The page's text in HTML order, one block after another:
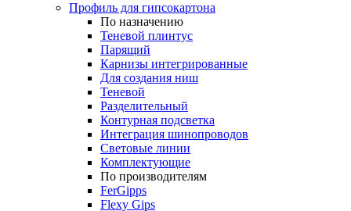
Профиль для гипсокартона
По назначению
Теневой плинтус
Парящий
Карнизы интегрированные
Для создания ниш
Теневой
Разделительный
Контурная подсветка
Интеграция шинопроводов
Световые линии
Комплектующие
По производителям
FerGipps
Flexy Gips